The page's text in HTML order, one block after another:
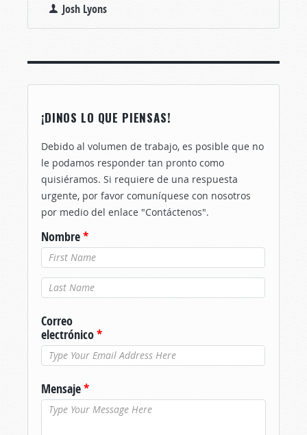
Josh Lyons
¡DINOS LO QUE PIENSAS!
Debido al volumen de trabajo, es posible que no
le podamos responder tan pronto como
quisiéramos. Si requiere de una respuesta
urgente, por favor comuníquese con nosotros
por medio del enlace "Contáctenos".
Nombre*
Apellido*
Correo
electrónico*
Mensaje*